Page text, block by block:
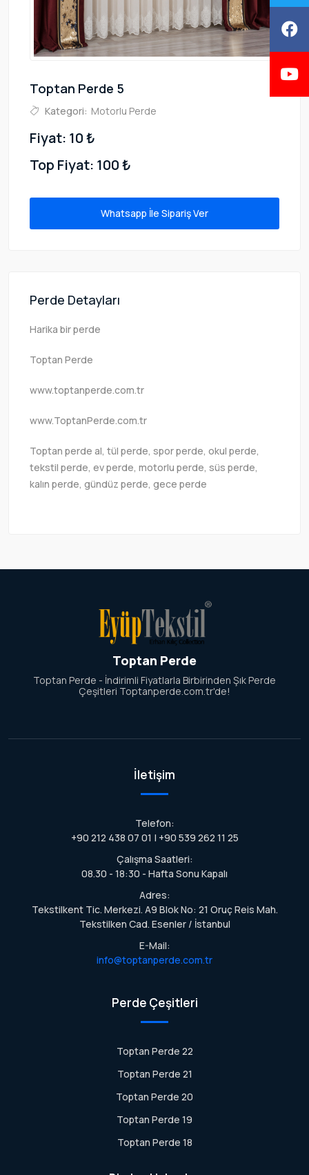
Toptan Perde 5
Kategori: Motorlu Perde
Fiyat: 10 ₺
Top Fiyat: 100 ₺
Whatsapp İle Sipariş Ver
Perde Detayları
Harika bir perde
Toptan Perde
www.toptanperde.com.tr
www.ToptanPerde.com.tr
Toptan perde al, tül perde, spor perde, okul perde,
tekstil perde, ev perde, motorlu perde, süs perde,
kalın perde, gündüz perde, gece perde
Toptan Perde
Toptan Perde - İndirimli Fiyatlarla Birbirinden Şık Perde
Çeşitleri Toptanperde.com.tr'de!
İletişim
Telefon:
+90 212 438 07 01 | +90 539 262 11 25
Çalışma Saatleri:
08.30 - 18:30 - Hafta Sonu Kapalı
Adres:
Tekstilkent Tic. Merkezi. A9 Blok No: 21 Oruç Reis Mah.
Tekstilken Cad. Esenler / İstanbul
E-Mail:
info@toptanperde.com.tr
Perde Çeşitleri
Toptan Perde 22
Toptan Perde 21
Toptan Perde 20
Toptan Perde 19
Toptan Perde 18